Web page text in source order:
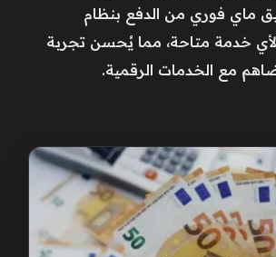
ماي فوري من الدفع بنظام
خدمة متاحة، مما يُحسن تجربة
مع الخدمات الرقمية.